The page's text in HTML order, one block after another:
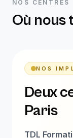
NOS CENTRES
Où nous
NOS
Deux
Paris
TDL